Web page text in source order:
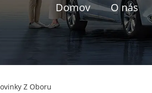
Domov O nás
Z Oboru